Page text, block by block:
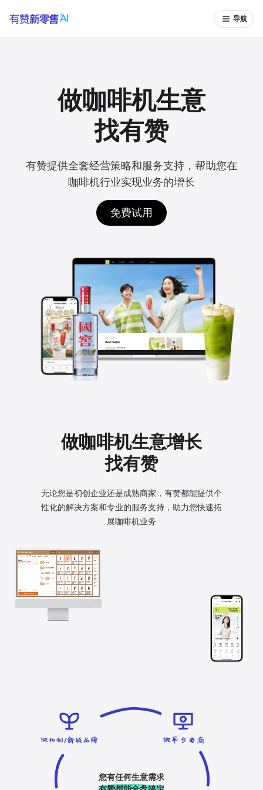
导航
做咖啡机生意
找有赞
有赞提供全套经营策略和服务支持，帮助您在
咖啡机行业实现业务的增长
免费试用
做咖啡机生意增长
找有赞
无论您是初创企业还是成熟商家，有赞都能提供个
性化的解决方案和专业的服务支持，助力您快速拓
展咖啡机业务
您有任何生意需求